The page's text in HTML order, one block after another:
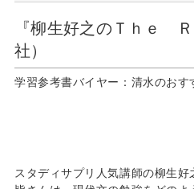
『柳生好之のＴｈ
社）
学習参考書バイヤー：清水のおす
スタディサプリ人気講師の柳生好